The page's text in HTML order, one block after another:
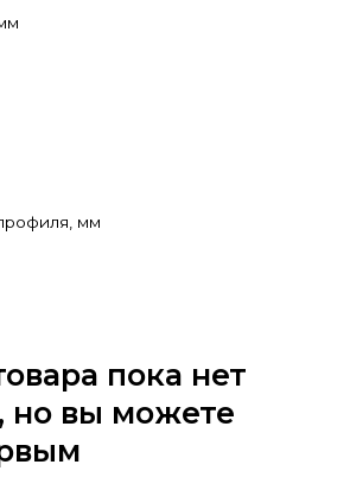
мм
пока нет
но вы можете